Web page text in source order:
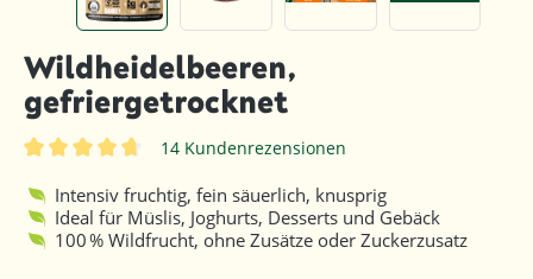
Wildheidelbeeren,
gefriergetrocknet
14 Kundenrezensionen
Intensiv fruchtig, fein säuerlich, knusprig
Ideal für Müslis, Joghurts, Desserts und Gebäck
100 % Wildfrucht, ohne Zusätze oder Zuckerzusatz